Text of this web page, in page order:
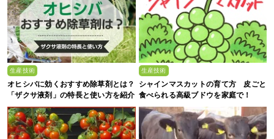
生産技術
オヒシバに効くおすすめ除草剤とは？
「ザクサ液剤」の特長と使い方を紹介
生産技術
シャインマスカットの育て方 皮ごと
食べられる高級ブドウを家庭で！